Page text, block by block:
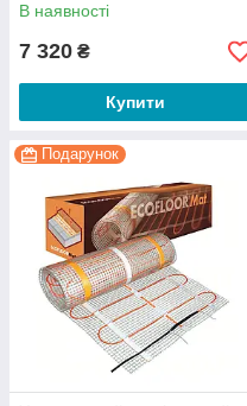
В наявності
7 320 ₴
Купити
Подарунок